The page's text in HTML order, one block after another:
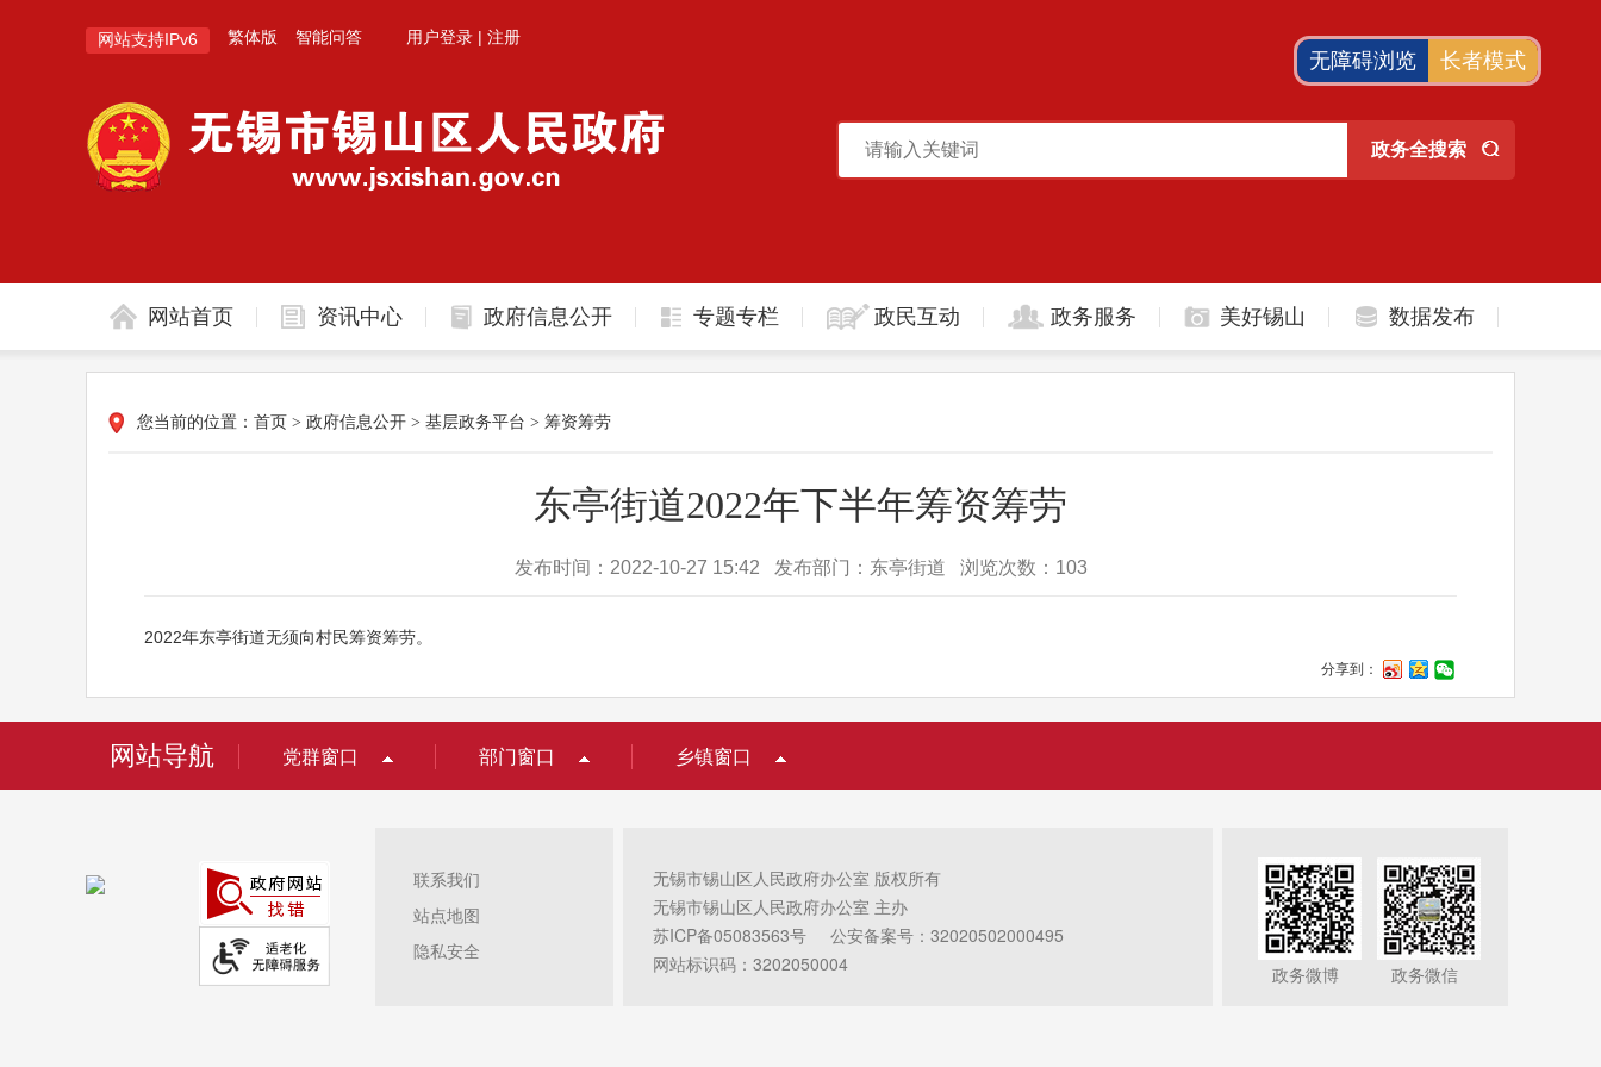
网站支持IPv6 繁体版 智能问答 用户登录 | 注册
网站首页 资讯中心 政府信息公开 专题专栏 政民互动 政务服务 美好锡山 数据发布
您当前的位置： 首页 > 政府信息公开 > 基层政务平台 > 筹资筹劳
东亭街道2022年下半年筹资筹劳
发布时间：2022-10-27 15:42 发布部门：东亭街道 浏览次数： 103
2022年东亭街道无须向村民筹资筹劳。
分享到：
网站导航 党群窗口 部门窗口 乡镇窗口
联系我们
站点地图
隐私安全
无锡市锡山区人民政府办公室 版权所有
无锡市锡山区人民政府办公室 主办
苏ICP备05083563号
公安备案号：32020502000495
网站标识码：3202050004
政务微博 政务微信
无障碍浏览 长者模式